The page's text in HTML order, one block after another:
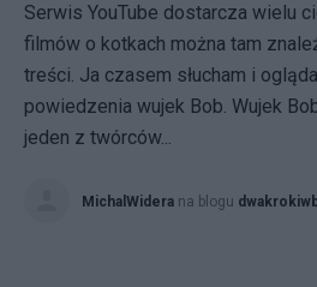
Serwis YouTube dostarcza wielu
filmów o kotkach można tam
treści. Ja czasem słucham i
powiedzenia wujek Bob. Wujek
jeden z twórców...
MichalWidera na blogu